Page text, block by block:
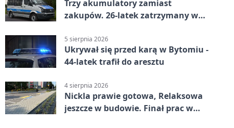
Trzy akumulatory zamiast
zakupów. 26-latek zatrzymany w
5 sierpnia 2026
Ukrywał się przed karą w Bytomiu -
44-latek trafił do aresztu
4 sierpnia 2026
Nickla prawie gotowa, Relaksowa
jeszcze w budowie. Finał prac w